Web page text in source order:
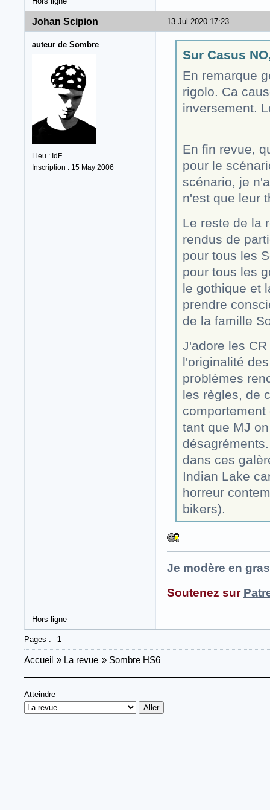
13 Jul 2020 17:23
Johan Scipion
auteur de Sombre
Lieu : IdF
Inscription : 15 May 2006
Sur Casus
En remarque
rigolo. Ca
inversement.
En fin revue,
pour le
scénario, je
n'est que leur
Le reste de la
rendus de
pour tous les
pour tous les
le gothique et
prendre
de la famille
J'adore les
l'originalité
problèmes
les règles, de
tant que MJ
dans ces
Indian Lake
horreur
bikers).
Je modère en
Soutenez sur
Hors ligne
Pages : 1
Accueil » La revue » Sombre HS6
Atteindre